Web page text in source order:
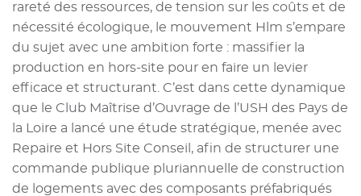
rareté des ressources, de tension sur les coûts et de
nécessité écologique, le mouvement Hlm s’empare
du sujet avec une ambition forte : massifier la
production en hors-site pour en faire un levier
efficace et structurant. C’est dans cette dynamique
que le Club Maîtrise d’Ouvrage de l’USH des Pays de
la Loire a lancé une étude stratégique, menée avec
Repaire et Hors Site Conseil, afin de structurer une
commande publique pluriannuelle de construction
de logements avec des composants préfabriqués